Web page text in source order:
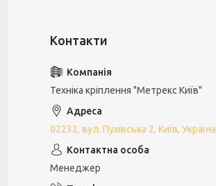
Техніка кріплення "Метрекс Київ"
02232, вул. Пухівська 2, Київ, Україна
Менеджер